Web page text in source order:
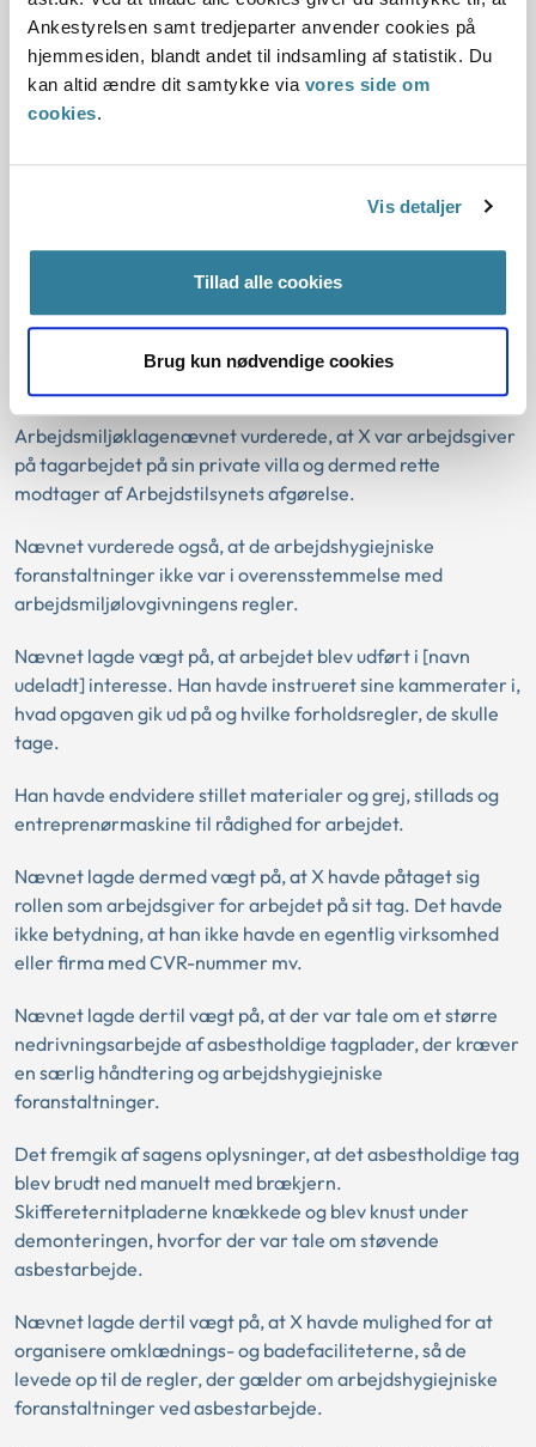
Ankestyrelsen samt tredjeparter anvender cookies på
hjemmesiden, blandt andet til indsamling af statistik. Du
kan altid ændre dit samtykke via vores side om
cookies.
Vis detaljer
Tillad alle cookies
Brug kun nødvendige cookies
Arbejdsmiljøklagenævnet fastholdt
påbud om straks at sikre, at de
ansatte, der udfører
nedbrydningsarbejde af
tagbeklædningen af skiffereternit, har
gangtøj og ét til arbejdstøj og
værnemidler, således at færdsel
mellem dem kun kan ske gennem et
baderum
Arbejdsmiljøklagenævnet vurderede, at X var arbejdsgiver
på tagarbejdet på sin private villa og dermed rette
modtager af Arbejdstilsynets afgørelse.
Nævnet vurderede også, at de arbejdshygiejniske
foranstaltninger ikke var i overensstemmelse med
arbejdsmiljølovgivningens regler.
Nævnet lagde vægt på, at arbejdet blev udført i [navn
udeladt] interesse. Han havde instrueret sine kammerater i,
hvad opgaven gik ud på og hvilke forholdsregler, de skulle
tage.
Han havde endvidere stillet materialer og grej, stillads og
entreprenørmaskine til rådighed for arbejdet.
Nævnet lagde dermed vægt på, at X havde påtaget sig
rollen som arbejdsgiver for arbejdet på sit tag. Det havde
ikke betydning, at han ikke havde en egentlig virksomhed
eller firma med CVR-nummer mv.
Nævnet lagde dertil vægt på, at der var tale om et større
nedrivningsarbejde af asbestholdige tagplader, der kræver
en særlig håndtering og arbejdshygiejniske
foranstaltninger.
Det fremgik af sagens oplysninger, at det asbestholdige tag
blev brudt ned manuelt med brækjern.
Skiffereternitpladerne knækkede og blev knust under
demonteringen, hvorfor der var tale om støvende
asbestarbejde.
Nævnet lagde dertil vægt på, at X havde mulighed for at
organisere omklædnings- og badefaciliteterne, så de
levede op til de regler, der gælder om arbejdshygiejniske
foranstaltninger ved asbestarbejde.